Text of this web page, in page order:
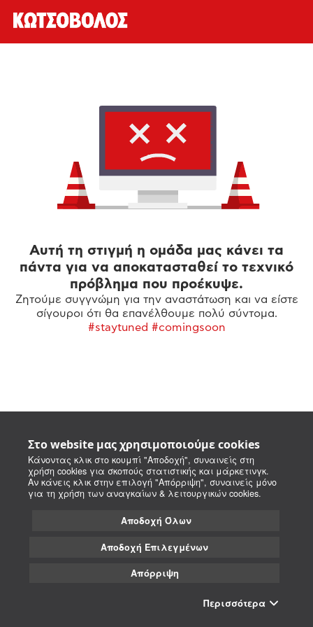
Στο website μας χρησιμοποιούμε cookies
Κάνοντας κλικ στο κουμπί "Αποδοχή", συναινείς στη
χρήση cookies για σκοπούς στατιστικής και μάρκετινγκ.
Αν κάνεις κλικ στην επιλογή "Απόρριψη", συναινείς μόνο
για τη χρήση των αναγκαίων & λειτουργικών cookies.
Αποδοχή Όλων
Αποδοχή Επιλεγμένων
Απόρριψη
Περισσότερα
Αυτή τη στιγμή η ομάδα μας κάνει τα
πάντα για να αποκατασταθεί το τεχνικό
πρόβλημα που προέκυψε.
Ζητούμε συγγνώμη για την αναστάτωση και να είστε
σίγουροι ότι θα επανέλθουμε πολύ σύντομα.
#staytuned #comingsoon